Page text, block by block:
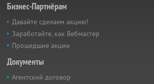
Бизнес-Партнёрам
Давайте сделаем акцию!
Заработайте, как Вебмастер
Прошедшие акции
Документы
Агентский договор